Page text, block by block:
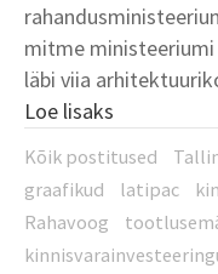
mitme
läbi viia
Loe lisaks
Kõik postitused
graafikud
latipac
Rahavoog